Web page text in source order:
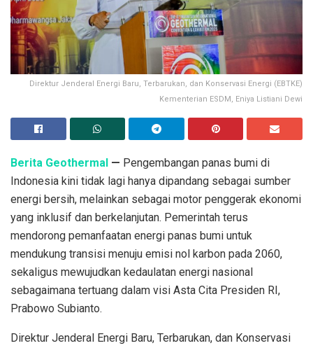
Direktur Jenderal Energi Baru, Terbarukan, dan Konservasi Energi (EBTKE)
Kementerian ESDM, Eniya Listiani Dewi
Berita Geothermal — Pengembangan panas bumi di
Indonesia kini tidak lagi hanya dipandang sebagai sumber
energi bersih, melainkan sebagai motor penggerak ekonomi
yang inklusif dan berkelanjutan. Pemerintah terus
mendorong pemanfaatan energi panas bumi untuk
mendukung transisi menuju emisi nol karbon pada 2060,
sekaligus mewujudkan kedaulatan energi nasional
sebagaimana tertuang dalam visi Asta Cita Presiden RI,
Prabowo Subianto.
Direktur Jenderal Energi Baru, Terbarukan, dan Konservasi